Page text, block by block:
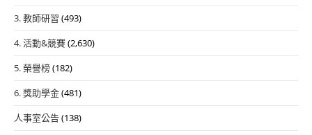
3. 教師研習 (493)
4. 活動&競賽(2,630)
5. 榮譽榜(182)
6. 獎助學金(481)
人事室公告(138)